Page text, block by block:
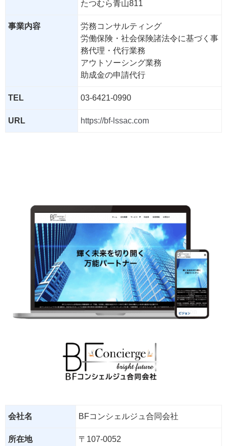
たつむら青山811
事業内容
労務コンサルティング
労働保険・社会保険諸法令に基づく事
務代理・代行業務
アウトソーシング業務
助成金の申請代行
TEL 03-6421-0990
URL https://bf-lssac.com
会社名 BFコンシェルジュ合同会社
所在地
〒107-0052